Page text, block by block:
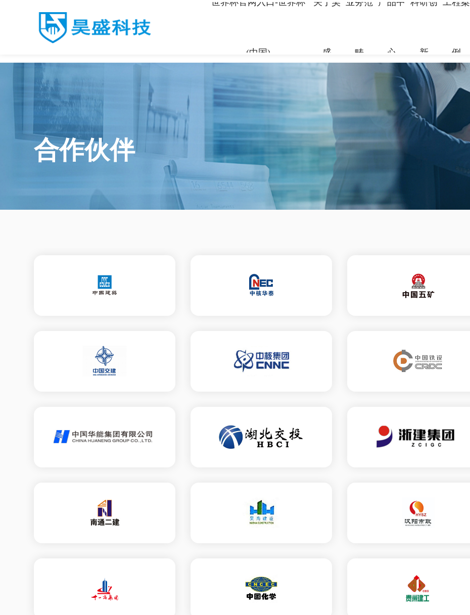
世界杯官网入口-世界杯
(中国)
关于昊
盛
关于昊盛
打造绿色建材，共筑美好生
命
了解更多
企业简介
组织架构
党建引领
业务范
畴
业务范畴
打造绿色建材，共筑美好生
命
了解更多
新材料事业部
产品中
心
产品中心
打造绿色建材，共筑美好生
命
了解更多
裂缝控制材料
特种砂浆
地坪材料
科研创
新
科研创新
打造绿色建材，共筑美好生
命
了解更多
科研团队
科研成果
工程案
例
工程案例
了解更多
地标性工程
交通枢纽工程
工业防腐工程
合作伙伴
打造绿色建材，共筑美好生
命
了解更多
合作伙伴
资讯中心
打造绿色建材，共筑美好生
命
了解更多
企业新闻
人力资源
合作伙伴